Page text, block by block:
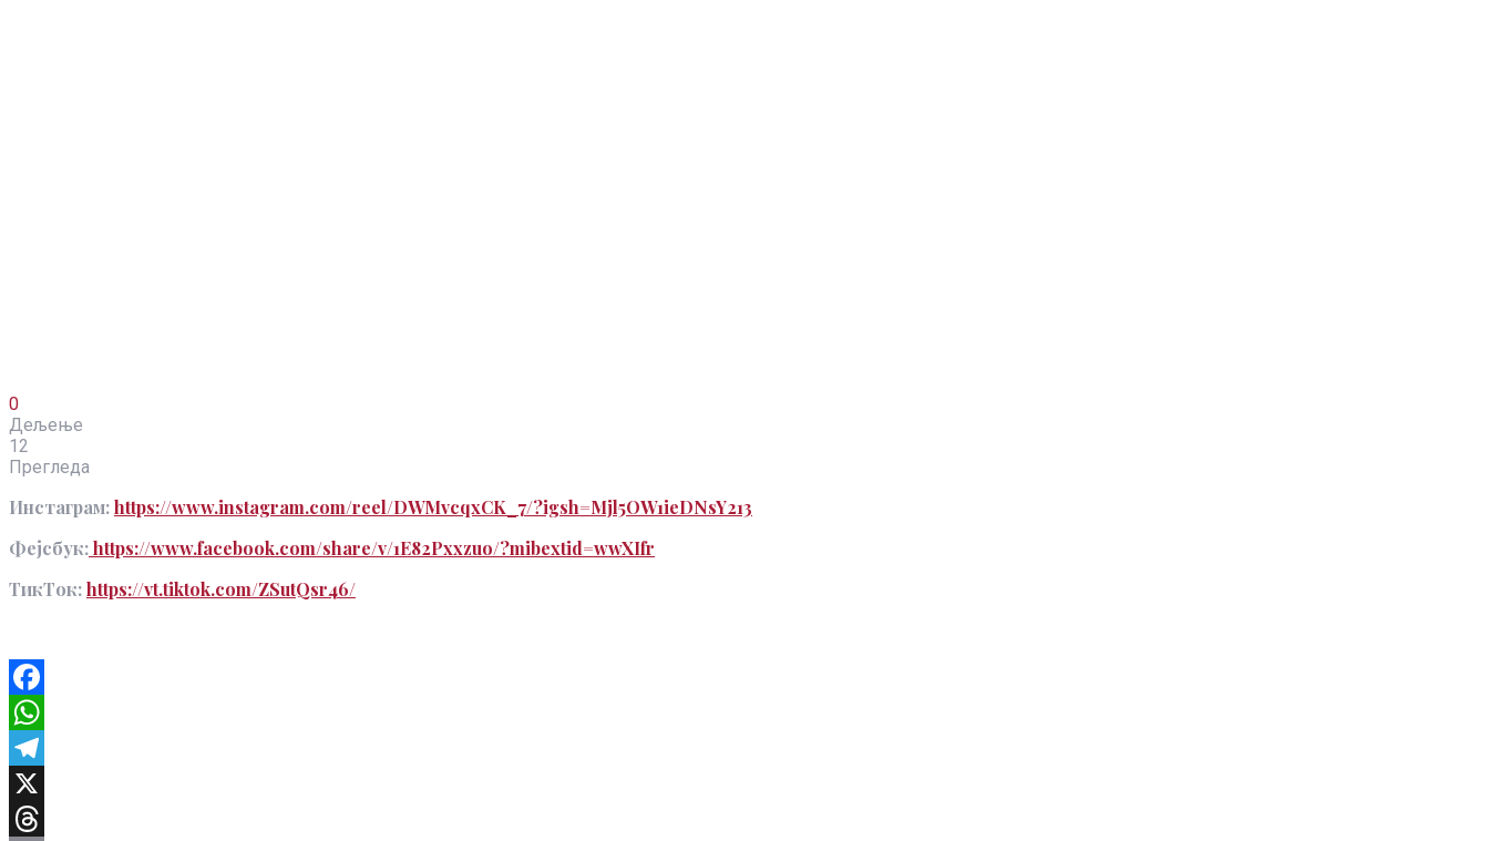
0
Дељење
12
Прегледа
Инстаграм:https://www.instagram.com/reel/DWMvcqxCK_7/?igsh=Mjl5OW1ieDNsY213
Фејсбук:https://www.facebook.com/share/v/1E82Pxxzuo/?mibextid=wwXIfr
ТикТок:https://vt.tiktok.com/ZSutQsr46/
Facebook
WhatsApp
Telegram
X